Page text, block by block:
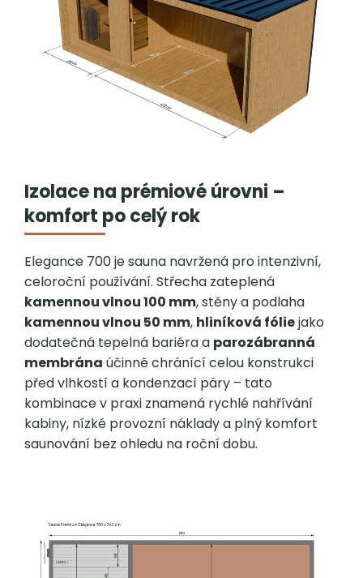
Izolace na prémiové úrovni –
komfort po celý rok
Elegance 700 je sauna navržená pro intenzivní,
celoroční používání. Střecha zateplená
kamennou vlnou 100 mm, stěny a podlaha
kamennou vlnou 50 mm, hliníková fóliejako
dodatečná tepelná bariéra a parozábranná
membrána účinně chránící celou konstrukci
před vlhkostí a kondenzací páry – tato
kombinace v praxi znamená rychlé nahřívání
kabiny, nízké provozní náklady a plný komfort
saunování bez ohledu na roční dobu.